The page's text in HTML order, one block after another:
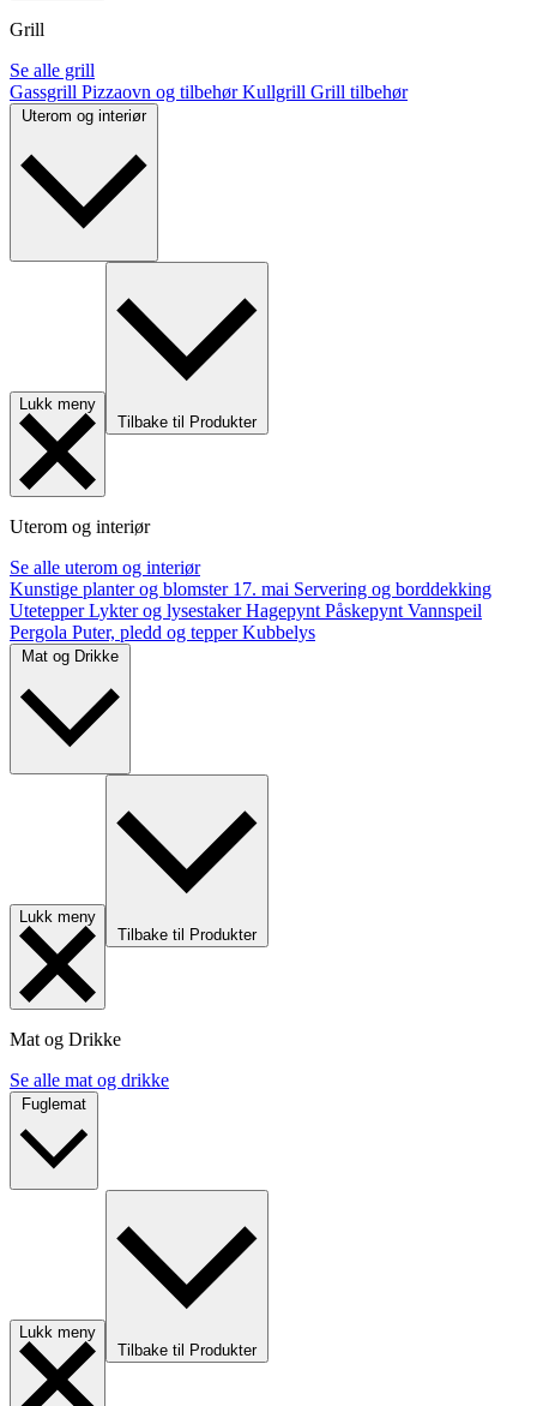
Grill
Se alle grill
Gassgrill Pizzaovn og tilbehørKullgrill Grill tilbehør
Uterom og interiør
Lukk meny
Tilbake til Produkter
Uterom og interiør
Se alle uterom og interiør
Kunstige planter og blomster 17. mai Servering og borddekking
UtetepperLykter og lysestakerHagepynt Påskepynt Vannspeil
Pergola Puter, pledd og tepperKubbelys
Lukk meny
Tilbake til Produkter
Mat og Drikke
Se alle mat og drikke
Lukk meny
Tilbake til Produkter